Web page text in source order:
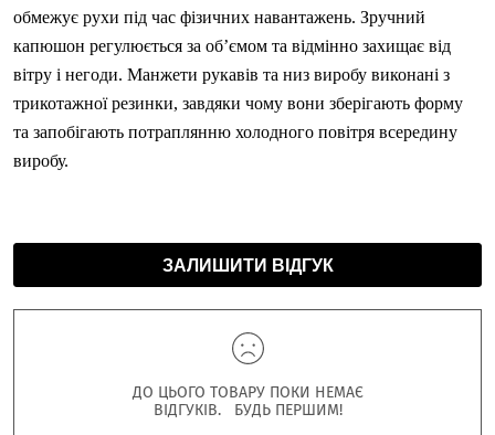
обмежує рухи під час фізичних навантажень. Зручний
капюшон регулюється за об’ємом та відмінно захищає від
вітру і негоди. Манжети рукавів та низ виробу виконані з
трикотажної резинки, завдяки чому вони зберігають форму
та запобігають потраплянню холодного повітря всередину
виробу.
ЗАЛИШИТИ ВІДГУК
ДО ЦЬОГО ТОВАРУ ПОКИ НЕМАЄ
ВІДГУКІВ. БУДЬ ПЕРШИМ!